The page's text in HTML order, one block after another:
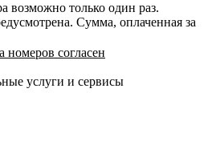
возможно только один раз.
Сумма, оплаченная за
номеров согласен
услуги и сервисы